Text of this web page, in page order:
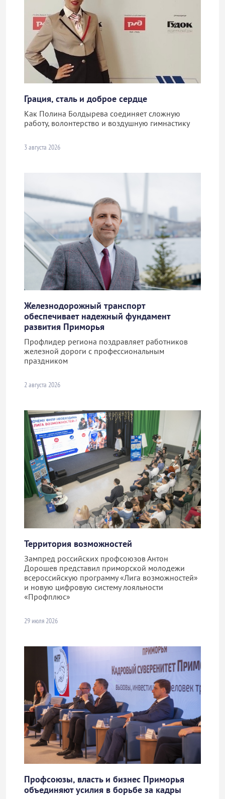
Грация, сталь и доброе сердце
Как Полина Болдырева соединяет сложную
работу, волонтерство и воздушную гимнастику
3 августа 2026
Железнодорожный транспорт
обеспечивает надежный фундамент
развития Приморья
Профлидер региона поздравляет работников
железной дороги с профессиональным
праздником
2 августа 2026
Территория возможностей
Зампред российских профсоюзов Антон
Дорошев представил приморской молодежи
всероссийскую программу «Лига возможностей»
и новую цифровую систему лояльности
«Профплюс»
29 июля 2026
Профсоюзы, власть и бизнес Приморья
объединяют усилия в борьбе за кадры